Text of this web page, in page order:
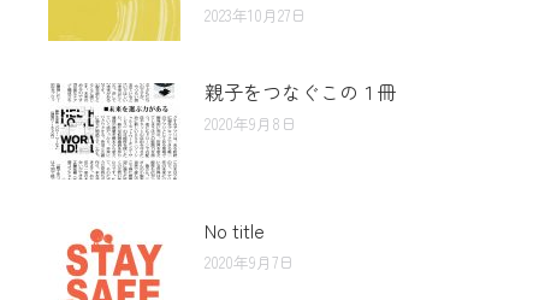
2023年10月27日
親子をつなぐこの１冊
2020年9月8日
No title
2020年9月7日